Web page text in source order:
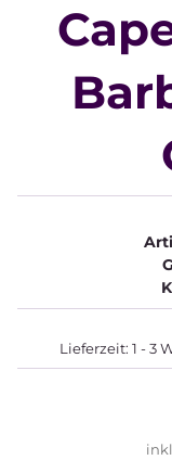
Lieferzeit: 1 - 3